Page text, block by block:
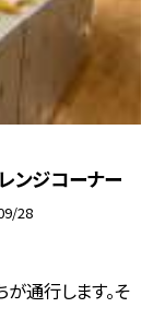
ンジコーナー
28
が通行します。そ